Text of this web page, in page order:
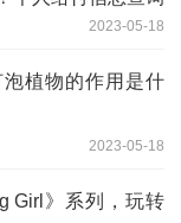
2023-05-18
植物的作用是什
2023-05-18
Girl》系列，玩转